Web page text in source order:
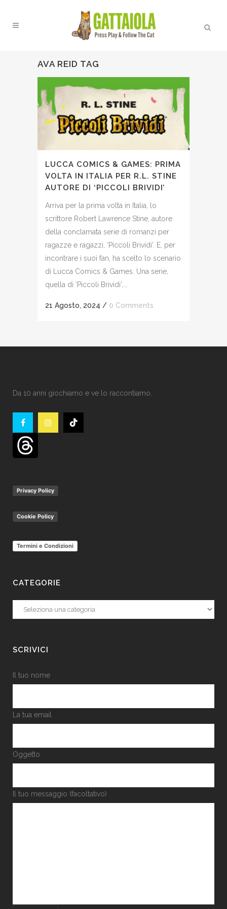
AVA REID TAG
LUCCA COMICS & GAMES: PRIMA
VOLTA IN ITALIA PER R.L. STINE
AUTORE DI ‘PICCOLI BRIVIDI’
Arriva per la prima volta in Italia, lo
scrittore Robert Lawrence Stine, autore
della conclamata serie di romanzi per
ragazze e ragazzi, ‘Piccoli Brividi’. E, per
incontrare i suoi fan, ha scelto lo scenario
di Lucca Comics & Games. Una serie,
quella di ‘Piccoli Brividi’,...
21 Agosto, 2024 / 0 Comments
Da 10 anni giochiamo e ve lo raccontiamo.
Privacy Policy
Cookie Policy
Termini e Condizioni
CATEGORIE
Categorie
SCRIVICI
Il tuo nome
La tua email
Oggetto
Il tuo messaggio (facoltativo)